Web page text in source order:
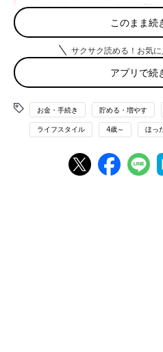
員として働きな
し、資産150％
ー・水瀬ケンイ
ンガイドしてい
むけインデッ
し投資家・水
投資ってなに？
インデックスファンドは、新
こんにちは！水瀬ケンイチです。
毎月コツコツ、インデックスファ
け。子育てが忙しくても、ほっ
資ですが、果たして商品はずっと
持つママ・パパも少なくないので
ファンドも、私が始めた17年前
数年でいい商品が次々に誕生しま
このまま続
サクサク読める！お気
アプリで続
お金・手続き 貯める・増やす
ライフスタイル 4歳～ ほっ